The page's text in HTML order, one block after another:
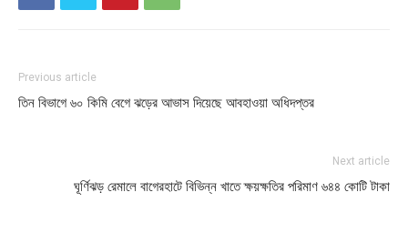
Previous article
তিন বিভাগে ৬০ কিমি বেগে ঝড়ের আভাস দিয়েছে আবহাওয়া অধিদপ্তর
Next article
ঘূর্ণিঝড় রেমালে বাগেরহাটে বিভিন্ন খাতে ক্ষয়ক্ষতির পরিমাণ ৬৪৪ কোটি টাকা